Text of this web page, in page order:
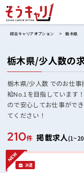
綜合キャリアオプション 栃木県
栃木県/少人数の
栃木県/少人数 でのお仕
給No.1を目指しています
ので安心してお仕事がで
てください！
210件 掲載求人
派遣